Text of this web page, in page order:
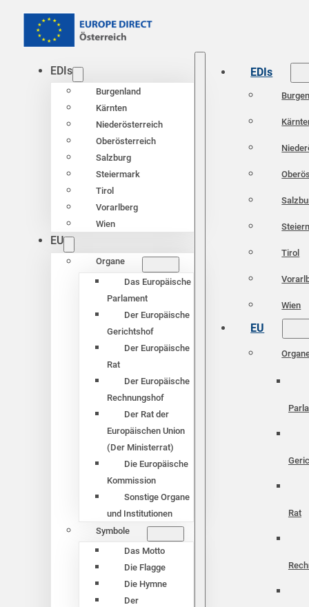
EDIs
Burgenland
Kärnten
Niederösterreich
Oberösterreich
Salzburg
Steiermark
Tirol
Vorarlberg
Wien
EU
Organe
Das Europäische
Parlament
Der Europäische
Gerichtshof
Der Europäische
Rat
Der Europäische
Rechnungshof
Der Rat der
Europäischen Union
(Der Ministerrat)
Die Europäische
Kommission
Sonstige Organe
und Institutionen
Symbole
Das Motto
Die Flagge
Die Hymne
Der
EDIs
Tirol
Wien
EU
Rat